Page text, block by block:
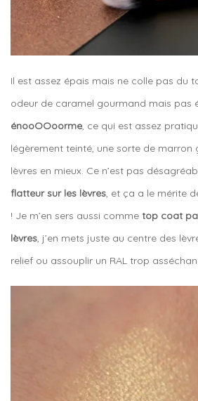
Il est assez épais mais ne colle pas du
odeur de caramel gourmand mais pas
énooOOoorme, ce qui est assez
légèrement teinté, une sorte de marron
lèvres en mieux. Ce n’est pas
flatteur sur les lèvres, et ça a le mérite
! Je m’en sers aussi comme top coat
lèvres, j’en mets juste au centre des
relief ou assouplir un RAL trop